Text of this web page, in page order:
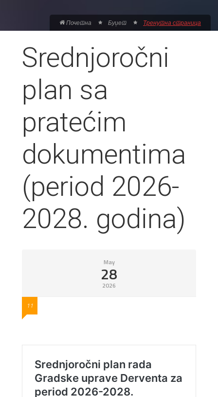
Почетна Буџет Тренутна страница
Srednjoročni
plan sa
pratećim
dokumentima
(period 2026-
2028. godina)
May
28
2026
11